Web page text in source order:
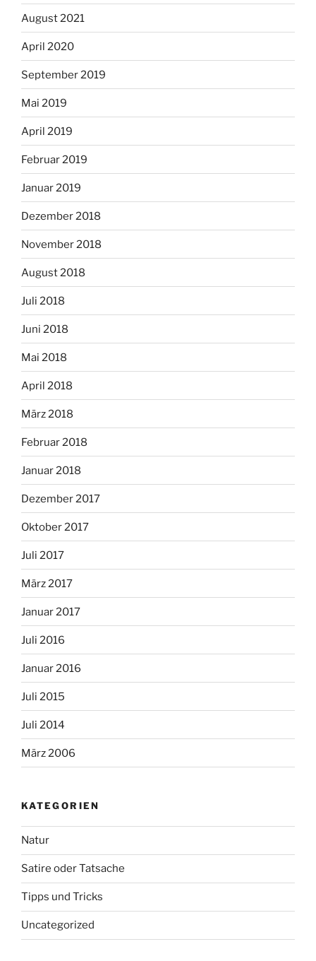
August 2021
April 2020
September 2019
Mai 2019
April 2019
Februar 2019
Januar 2019
Dezember 2018
November 2018
August 2018
Juli 2018
Juni 2018
Mai 2018
April 2018
März 2018
Februar 2018
Januar 2018
Dezember 2017
Oktober 2017
Juli 2017
März 2017
Januar 2017
Juli 2016
Januar 2016
Juli 2015
Juli 2014
März 2006
KATEGORIEN
Natur
Satire oder Tatsache
Tipps und Tricks
Uncategorized